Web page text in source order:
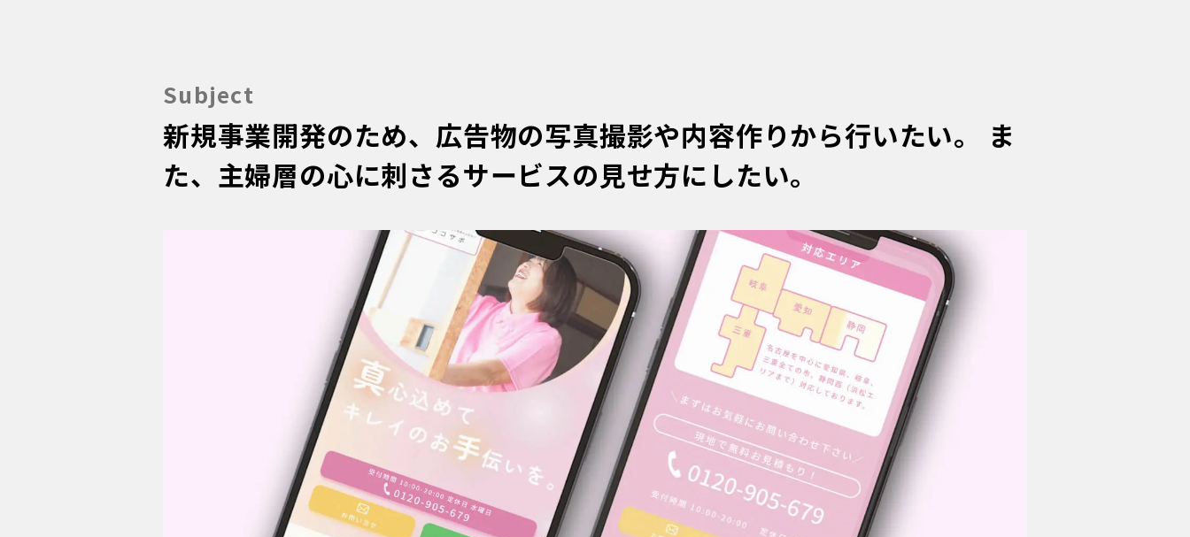
Subject
新規事業開発のため、広告物の写真撮影や内容作りから行いたい。 ま
た、主婦層の心に刺さるサービスの見せ方にしたい。